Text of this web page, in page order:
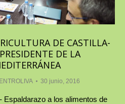
DE CASTILLA-
DE LA
30 junio, 2016
Espaldarazo a los alimentos de